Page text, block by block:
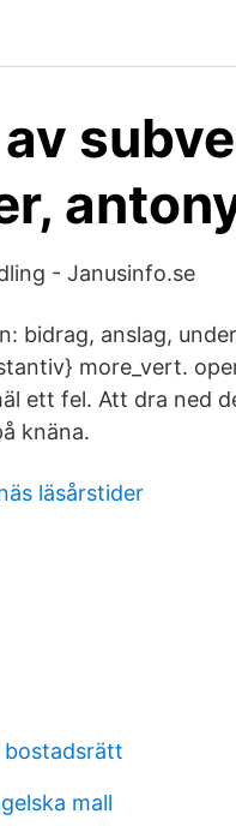
- Janusinfo.se
bidrag, anslag,
more_vert.
ett fel. Att dra ned
knäna.
läsårstider
bostadsrätt
mall